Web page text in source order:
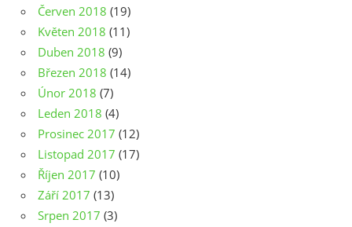
Červen 2018 (19)
Květen 2018 (11)
Duben 2018 (9)
Březen 2018 (14)
Únor 2018 (7)
Leden 2018 (4)
Prosinec 2017 (12)
Listopad 2017 (17)
Říjen 2017 (10)
Září 2017 (13)
Srpen 2017 (3)